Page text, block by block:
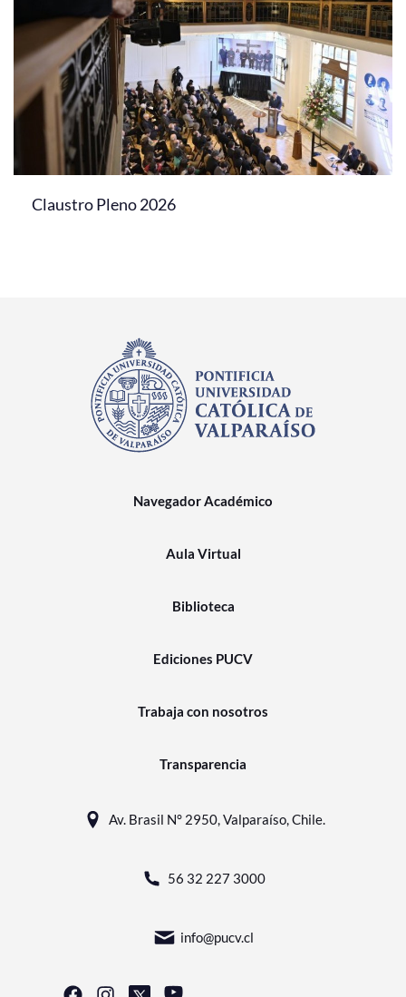
Claustro Pleno 2026
Navegador Académico
Aula Virtual
Biblioteca
Ediciones PUCV
Trabaja con nosotros
Transparencia
Av. Brasil N° 2950, Valparaíso, Chile.
56 32 227 3000
info@pucv.cl